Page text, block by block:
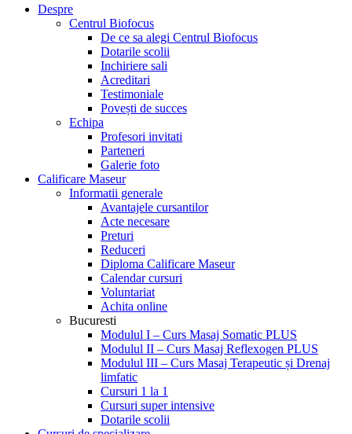
Close
Despre
Centrul Biofocus
De ce sa alegi Centrul Biofocus
Dotarile scolii
Inchiriere sali
Acreditari
Testimoniale
Povești de succes
Echipa
Profesori invitati
Parteneri
Galerie foto
Calificare Maseur
Informatii generale
Avantajele cursantilor
Acte necesare
Preturi
Reduceri
Diploma Calificare Maseur
Calendar cursuri
Voluntariat
Achita online
Bucuresti
Modulul I – Curs Masaj Somatic PLUS
Modulul II – Curs Masaj Reflexogen PLUS
Modulul III – Curs Masaj Terapeutic și Drenaj
limfatic
Cursuri 1 la 1
Cursuri super intensive
Dotarile scolii